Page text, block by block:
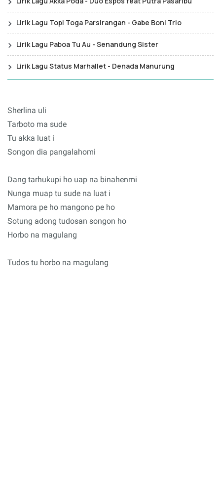
Lirik Lagu Topi Toga Parsirangan - Gabe Boni Trio
Lirik Lagu Paboa Tu Au - Senandung Sister
Lirik Lagu Status Marhallet - Denada Manurung
Sherlina uli
Tarboto ma sude
Tu akka luat i
Songon dia pangalahomi
Dang tarhukupi ho uap na binahenmi
Nunga muap tu sude na luat i
Mamora pe ho mangono pe ho
Sotung adong tudosan songon ho
Horbo na magulang
Tudos tu horbo na magulang